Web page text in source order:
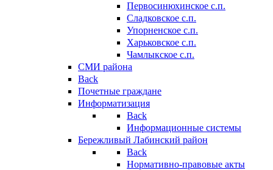
Первосинюхинское с.п.
Сладковское с.п.
Упорненское с.п.
Харьковское с.п.
Чамлыкское с.п.
СМИ района
Back
Почетные граждане
Информатизация
Back
Информационные системы
Бережливый Лабинский район
Back
Нормативно-правовые акты